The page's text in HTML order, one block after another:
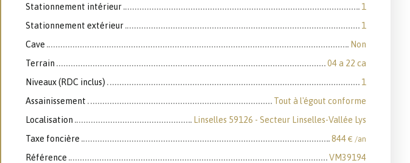
Stationnement intérieur
1
Stationnement extérieur
1
Cave
Non
Terrain
04 a 22 ca
Niveaux (RDC inclus)
1
Assainissement
Tout à l'égout conforme
Localisation
Linselles 59126 - Secteur Linselles-Vallée Lys
Taxe foncière
844 € /an
Référence VM39194